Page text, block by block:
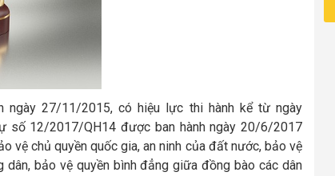
27/11/2015, có hiệu lực thi hành kể từ ngày
12/2017/QH14 được ban hành ngày 20/6/2017
vệ chủ quyền quốc gia, an ninh của đất nước, bảo vệ
bảo vệ quyền bình đẳng giữa đồng bào các dân